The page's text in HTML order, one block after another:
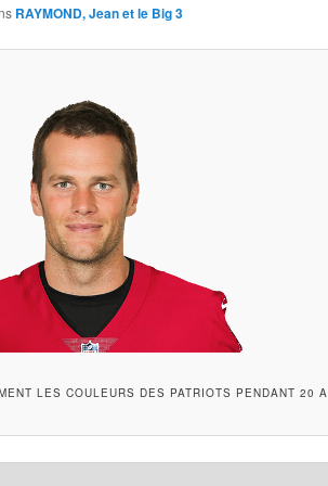
RAYMOND, Jean et le Big 3
LES COULEURS DES PATRIOTS PENDANT 20